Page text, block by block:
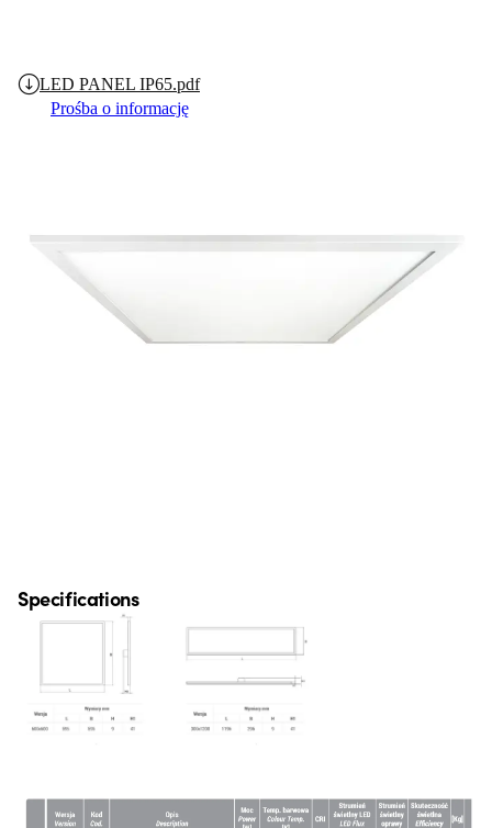
LED PANEL IP65.pdf
Prośba o informację
Specifications